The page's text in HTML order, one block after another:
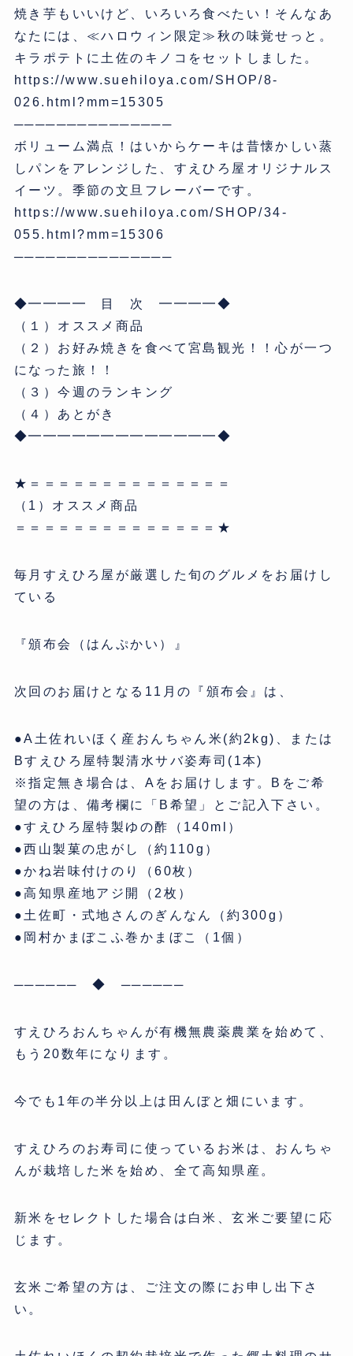
焼き芋もいいけど、いろいろ食べたい！そんなあ
なたには、≪ハロウィン限定≫秋の味覚せっと。
キラポテトに土佐のキノコをセットしました。
https://www.suehiloya.com/SHOP/8-
026.html?mm=15305
───────────────
ボリューム満点！はいからケーキは昔懐かしい蒸
しパンをアレンジした、すえひろ屋オリジナルス
イーツ。季節の文旦フレーバーです。
https://www.suehiloya.com/SHOP/34-
055.html?mm=15306
───────────────
◆━━━━ 目 次 ━━━━◆
（１）オススメ商品
（２）お好み焼きを食べて宮島観光！！心が一つ
になった旅！！
（３）今週のランキング
（４）あとがき
◆━━━━━━━━━━━━━◆
★＝＝＝＝＝＝＝＝＝＝＝＝＝＝
（1）オススメ商品
＝＝＝＝＝＝＝＝＝＝＝＝＝＝★
毎月すえひろ屋が厳選した旬のグルメをお届けし
ている
『頒布会（はんぷかい）』
次回のお届けとなる11月の『頒布会』は、
●A土佐れいほく産おんちゃん米(約2kg)、または
Bすえひろ屋特製清水サバ姿寿司(1本)
※指定無き場合は、Aをお届けします。Bをご希
望の方は、備考欄に「B希望」とご記入下さい。
●すえひろ屋特製ゆの酢（140ml）
●西山製菓の忠がし（約110g）
●かね岩味付けのり（60枚）
●高知県産地アジ開（2枚）
●土佐町・式地さんのぎんなん（約300g）
●岡村かまぼこふ巻かまぼこ（1個）
────── ◆ ──────
すえひろおんちゃんが有機無農薬農業を始めて、
もう20数年になります。
今でも1年の半分以上は田んぼと畑にいます。
すえひろのお寿司に使っているお米は、おんちゃ
んが栽培した米を始め、全て高知県産。
新米をセレクトした場合は白米、玄米ご要望に応
じます。
玄米ご希望の方は、ご注文の際にお申し出下さ
い。